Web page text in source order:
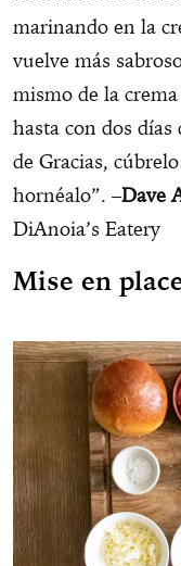
marinando en la
vuelve más
mismo de la
hasta con dos
de Gracias,
hornéalo”. –Dave
DiAnoia’s Eatery
Mise en